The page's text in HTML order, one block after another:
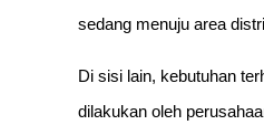
sedang menuju area
Di sisi lain, kebutuhan
dilakukan oleh